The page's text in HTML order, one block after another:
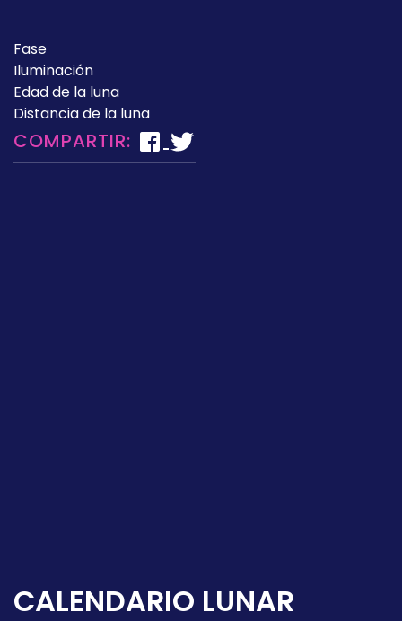
Fase
Iluminación
Edad de la luna
Distancia de la luna
COMPARTIR:
CALENDARIO LUNAR